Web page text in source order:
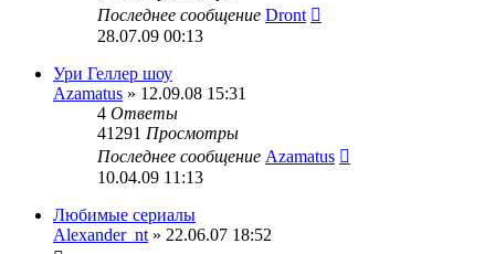
Последнее сообщение Dront
28.07.09 00:13
Ури Геллер шоу
Azamatus » 12.09.08 15:31
4 Ответы
41291 Просмотры
Последнее сообщение Azamatus
10.04.09 11:13
Любимые сериалы
Alexander_nt » 22.06.07 18:52